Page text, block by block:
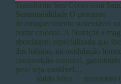
Transforme Seu Corpo com
Sustentabilidade O processo
de emagrecimento sustentável
cortar calorias. A Nutrição
abordagem especializada que
dos hábitos, na modulação
composição corporal,
peso seja saudável…
Valdo Silva
novembro